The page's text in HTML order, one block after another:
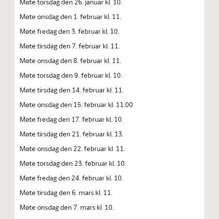
Møte onsdag den 1. februar kl. 11.
Møte fredag den 3. februar kl. 10.
Møte tirsdag den 7. februar kl. 11.
Møte onsdag den 8. februar kl. 11.
Møte torsdag den 9. februar kl. 10.
Møte tirsdag den 14. februar kl. 11.
Møte onsdag den 15. februar kl. 11.00
Møte fredag den 17. februar kl. 10.
Møte tirsdag den 21. februar kl. 13.
Møte onsdag den 22. februar kl. 11.
Møte torsdag den 23. februar kl. 10.
Møte fredag den 24. februar kl. 10.
Møte tirsdag den 6. mars kl. 11.
Møte onsdag den 7. mars kl. 10.